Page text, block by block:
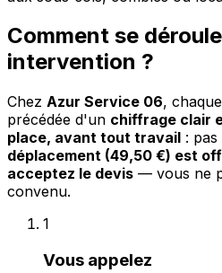
Comment se
intervention ?
Chez Azur Service 06,
précédée d'un chiffrage clair
place, avant tout travail :
déplacement (49,50 €) est
acceptez le devis — vous ne
convenu.
1
Vous appelez